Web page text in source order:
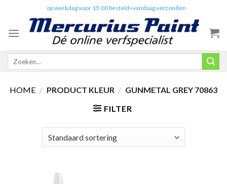
content
op werkdag voor 15:00 besteld=vandaag verzonden
Zoeken
HOME / PRODUCT KLEUR / GUNMETAL GREY 70863
FILTER